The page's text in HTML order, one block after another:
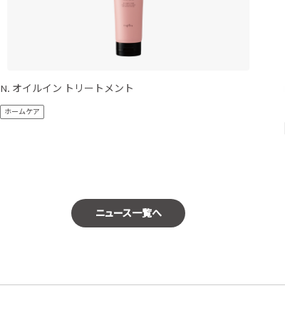
N. オイルイン トリートメント
ホームケア
ニュース一覧へ